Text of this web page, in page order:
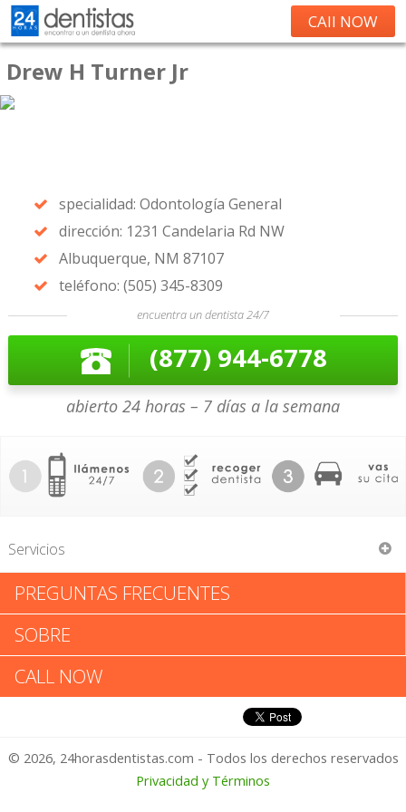
CAll NOW
Drew H Turner Jr
specialidad: Odontología General
dirección: 1231 Candelaria Rd NW
Albuquerque, NM 87107
teléfono: (505) 345-8309
encuentra un dentista 24/7
(877) 944-6778
abierto 24 horas – 7 días a la semana
Servicios
Drew H Turner Jr
Drew H Turner Jr: Califica tu
Experiencia
1 – No Feliz
PREGUNTAS FRECUENTES
SOBRE
CALL NOW
© 2026, 24horasdentistas.com - Todos los derechos reservados
Privacidad y Términos